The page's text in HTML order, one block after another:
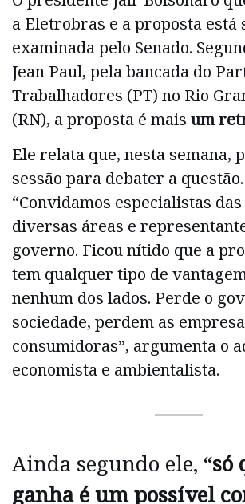
a Eletrobras e a proposta está
examinada pelo Senado.
Jean Paul, pela bancada do
Trabalhadores (PT) no Rio
(RN), a proposta é mais um
Ele relata que, nesta semana,
sessão para debater a questão.
“Convidamos especialistas
diversas áreas e
governo. Ficou nítido que a
tem qualquer tipo de
nenhum dos lados. Perde o
sociedade, perdem as
consumidoras”, argumenta o
economista e ambientalista.
Ainda segundo ele, “só
ganha é um possível